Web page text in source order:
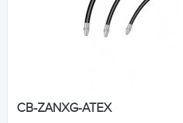
CB-ZANXG-ATEX